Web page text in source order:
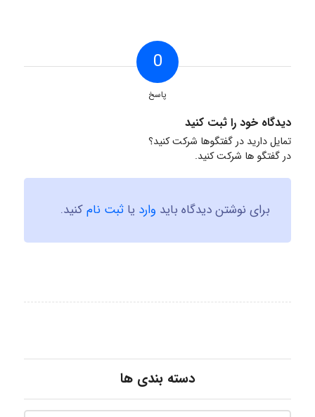
0
پاسخ
دیدگاه خود را ثبت کنید
تمایل دارید در گفتگوها شرکت کنید؟
در گفتگو ها شرکت کنید.
برای نوشتن دیدگاه باید وارد یا ثبت نامکنید.
دسته بندی ها